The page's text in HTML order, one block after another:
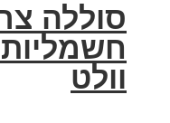
סוללה
וולט